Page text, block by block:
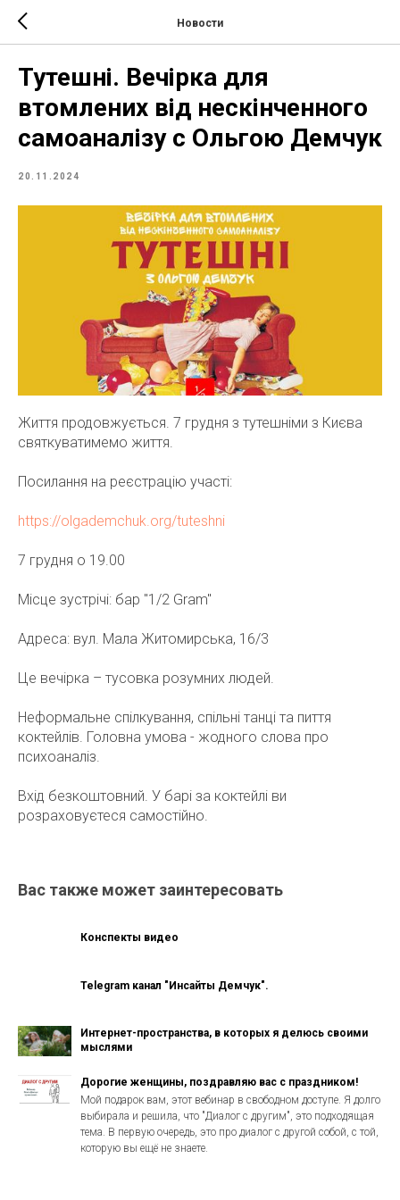
Новости
Тутешні. Вечірка для
втомлених від нескінченного
самоаналізу с Ольгою Демчук
20.11.2024
Життя продовжується. 7 грудня з тутешніми з Києва
святкуватимемо життя.
Посилання на реєстрацію участі:
https://olgademchuk.org/tuteshni
7 грудня о 19.00
Місце зустрічі: бар "1/2 Gram"
Адреса: вул. Мала Житомирська, 16/3
Це вечірка – тусовка розумних людей.
Неформальне спілкування, спільні танці та пиття
коктейлів. Головна умова - жодного слова про
психоаналіз.
Вхід безкоштовний. У барі за коктейлі ви
розраховуєтеся самостійно.
Вас также может заинтересовать
Конспекты видео
Telegram канал "Инсайты Демчук".
Интернет-пространства, в которых я делюсь своими
мыслями
Дорогие женщины, поздравляю вас с праздником!
Мой подарок вам, этот вебинар в свободном доступе. Я долго
выбирала и решила, что "Диалог с другим", это подходящая
тема. В первую очередь, это про диалог с другой собой, с той,
которую вы ещё не знаете.